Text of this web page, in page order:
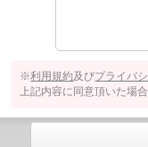
※利用規約及びプライバ
上記内容に同意頂いた場